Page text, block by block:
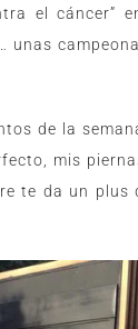
el cáncer”
unas
de la
mis
te da un plus